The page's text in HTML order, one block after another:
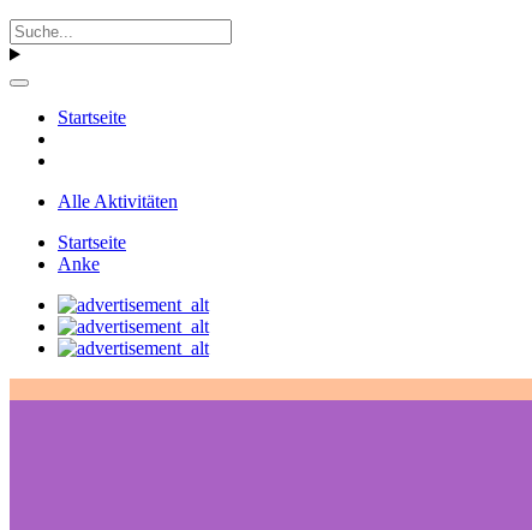
Startseite
Alle Aktivitäten
Startseite
Anke